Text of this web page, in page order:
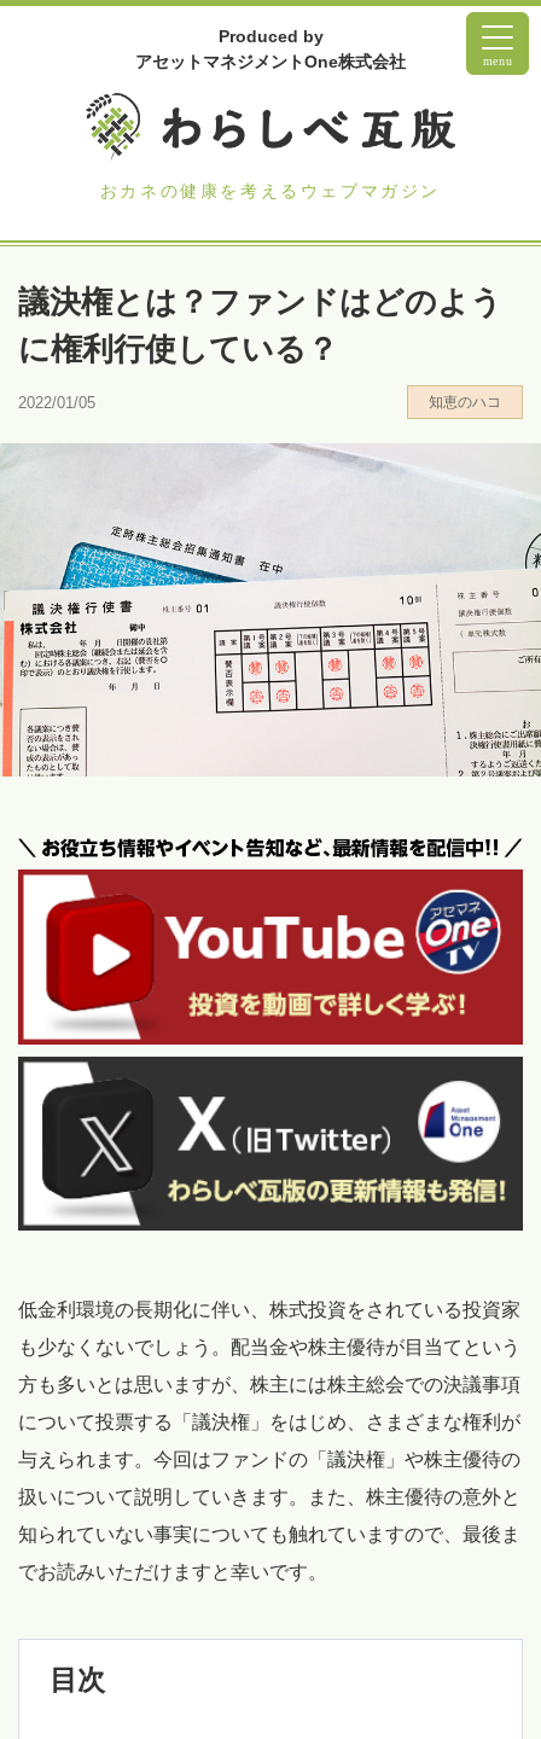
Produced by
アセットマネジメントOne株式会社
おカネの健康を考えるウェブマガジン
menu
議決権とは？ファンドはどのよう
に権利行使している？
2022/01/05 知恵のハコ
低金利環境の長期化に伴い、株式投資をされている投資家
も少なくないでしょう。配当金や株主優待が目当てという
方も多いとは思いますが、株主には株主総会での決議事項
について投票する「議決権」をはじめ、さまざまな権利が
与えられます。今回はファンドの「議決権」や株主優待の
扱いについて説明していきます。また、株主優待の意外と
知られていない事実についても触れていますので、最後ま
でお読みいただけますと幸いです。
目次